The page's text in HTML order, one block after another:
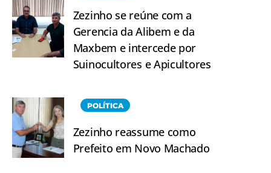
Zezinho se reúne com a
Gerencia da Alibem e da
Maxbem e intercede por
Suinocultores e Apicultores
POLÍTICA
Zezinho reassume como
Prefeito em Novo Machado